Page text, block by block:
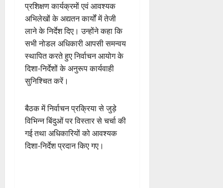
प्रशिक्षण कार्यक्रमों एवं आवश्यक
अभिलेखों के अद्यतन कार्यों में तेजी
लाने के निर्देश दिए। उन्होंने कहा कि
सभी नोडल अधिकारी आपसी समन्वय
स्थापित करते हुए निर्वाचन आयोग के
दिशा-निर्देशों के अनुरूप कार्यवाही
सुनिश्चित करें।
बैठक में निर्वाचन प्रक्रिया से जुड़े
विभिन्न बिंदुओं पर विस्तार से चर्चा की
गई तथा अधिकारियों को आवश्यक
दिशा-निर्देश प्रदान किए गए।